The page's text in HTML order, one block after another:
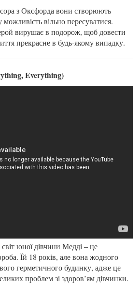
з Оксфорда вони створюють
вільно пересуватися.
вирушає в подорож, щоб довести
прекрасне в будь-якому випадку.
Everything)
юної дівчини Медді – це
Їй 18 років, але вона жодного
герметичного будинку, адже це
проблем зі здоров’ям дівчинки.